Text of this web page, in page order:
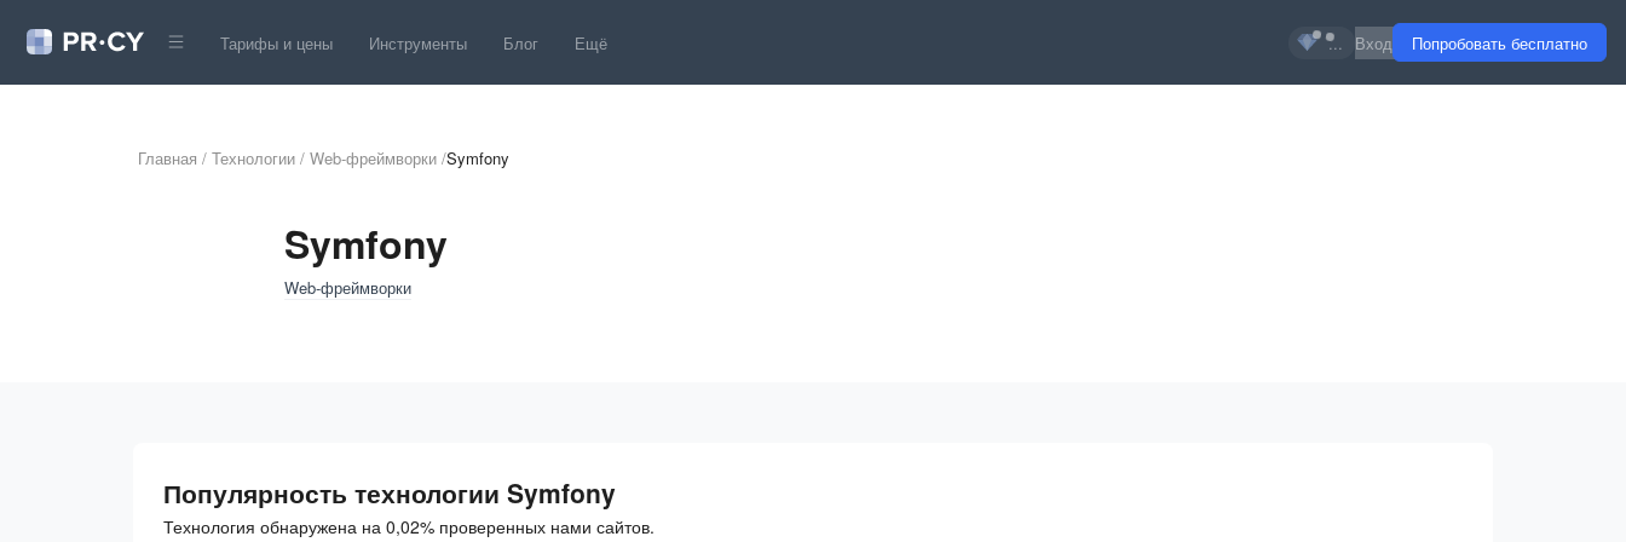
Тарифы и цены Инструменты Блог Ещё ... Вход Попробовать бесплатно
Главная / Технологии / Web-фреймворки /Symfony
Symfony
Web-фреймворки
Популярность технологии Symfony
Технология обнаружена на 0,02% проверенных нами сайтов.